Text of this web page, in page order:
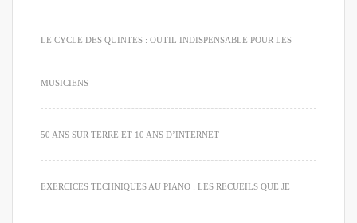
LE CYCLE DES QUINTES : OUTIL INDISPENSABLE POUR LES
MUSICIENS
50 ANS SUR TERRE ET 10 ANS D’INTERNET
EXERCICES TECHNIQUES AU PIANO : LES RECUEILS QUE JE